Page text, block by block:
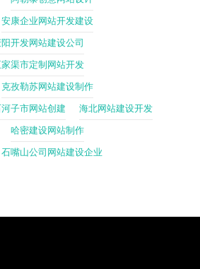
安康企业网站开发建设
阳开发网站建设公司
渠市定制网站开发
克孜勒苏网站建设制作
子市网站创建 海北网站建设开发
哈密建设网站制作
石嘴山公司网站建设企业